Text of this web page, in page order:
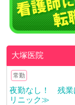
大塚医院
常勤
夜勤なし！ 残
リニック≫